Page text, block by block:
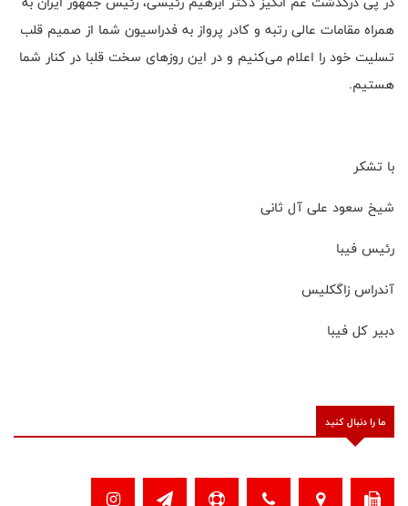
همراه مقامات عالی رتبه و کادر پرواز به فدراسیون شما از صمیم قلب
تسلیت خود را اعلام می‌کنیم و در این روزهای سخت قلبا در کنار شما
هستیم.
با تشکر
شیخ سعود علی آل ثانی
رئیس فیبا
آندراس زاگکلیس
دبیر کل فیبا
ما را دنبال کنید